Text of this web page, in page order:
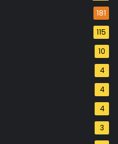
181
115
10
4
4
4
3